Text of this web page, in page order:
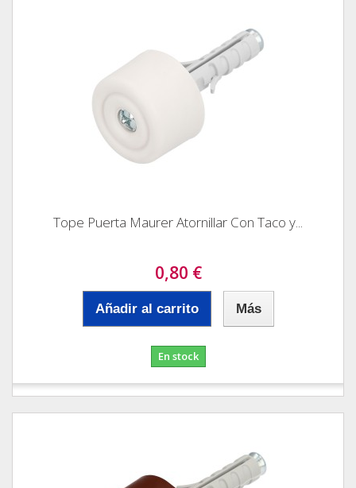
Tope Puerta Maurer Atornillar Con Taco y...
0,80 €
Añadir al carrito Más
En stock